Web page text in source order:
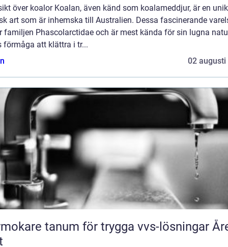
över koalor Koalan, även känd som koalameddjur, är en
art som är inhemska till Australien. Dessa fascinerande
familjen Phascolarctidae och är mest kända för sin lugna
förmåga att klättra i tr...
02 augusti
tanum för trygga vvs-lösningar